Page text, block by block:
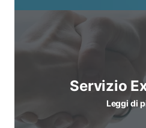
Servizio
Leggi di